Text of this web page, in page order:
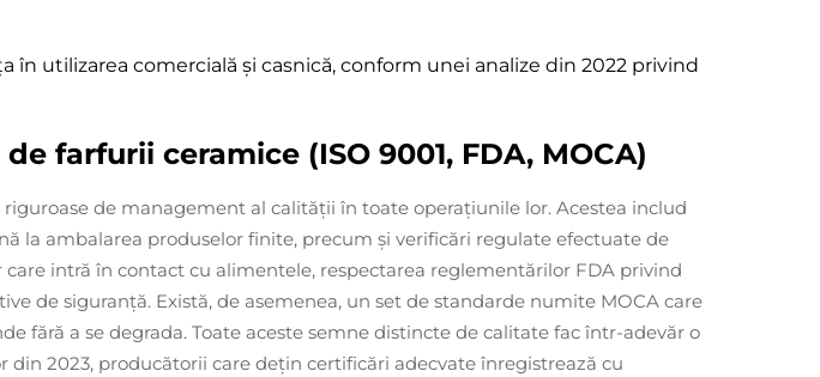
utilizarea comercială și casnică, conform unei analize din 2022 privind
farfurii ceramice (ISO 9001, FDA, MOCA)
de management al calității în toate operațiunile lor. Acestea includ
ambalarea produselor finite, precum și verificări regulate efectuate de
intră în contact cu alimentele, respectarea reglementărilor FDA privind
de siguranță. Există, de asemenea, un set de standarde numite MOCA care
fără a se degrada. Toate aceste semne distincte de calitate fac într-adevăr o
2023, producătorii care dețin certificări adecvate înregistrează cu